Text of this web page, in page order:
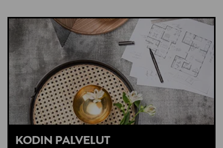
KATSO SISUSTUSVINKIT
KODIN PALVELUT